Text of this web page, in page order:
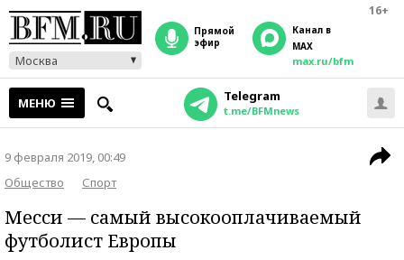
16+
Москва
прямой
эфир
Канал в
MAX
max.ru/bfm
МЕНЮ Telegram
t.me/BFMnews
9 февраля 2019, 00:49
Общество
Спорт
Месси — самый высокооплачиваемый
футболист Европы